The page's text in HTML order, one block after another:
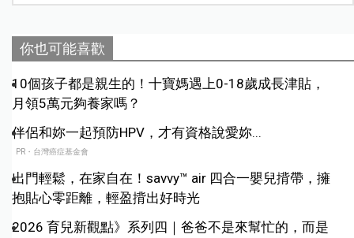
你也可能喜歡
10個孩子都是親生的！十寶媽遇上0-18歲成長津貼，
月領5萬元夠養家嗎？
伴侶和妳一起預防HPV，才有資格說愛妳...
PR・台灣癌症基金會
出門輕鬆，在家自在！savvy™ air 四合一嬰兒揹帶，擁
抱貼心零距離，輕盈揹出好時光
2026 育兒新觀點》系列四｜爸爸不是來幫忙的，而是